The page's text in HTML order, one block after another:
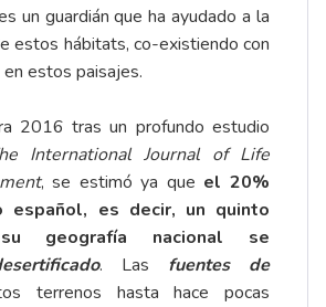
un guardián que ha ayudado a la
estos hábitats, co-existiendo con
estos paisajes.
2016 tras un profundo estudio
International Journal of Life
, se estimó ya que el 20%
español, es decir, un quinto
geografía nacional se
. Las fuentes de
terrenos hasta hace pocas